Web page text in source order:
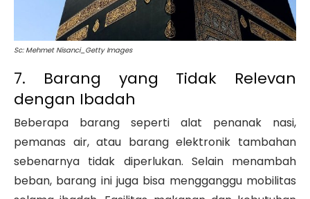
Sc: Mehmet Nisanci_Getty Images
7. Barang yang Tidak Relevan
dengan Ibadah
Beberapa barang seperti alat penanak nasi,
pemanas air, atau barang elektronik tambahan
sebenarnya tidak diperlukan. Selain menambah
beban, barang ini juga bisa mengganggu mobilitas